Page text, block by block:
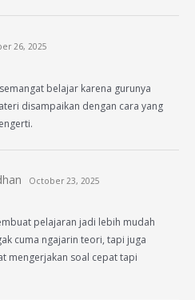
26, 2025
belajar karena gurunya
disampaikan dengan cara yang
October 23, 2025
pelajaran jadi lebih mudah
cuma ngajarin teori, tapi juga
mengerjakan soal cepat tapi